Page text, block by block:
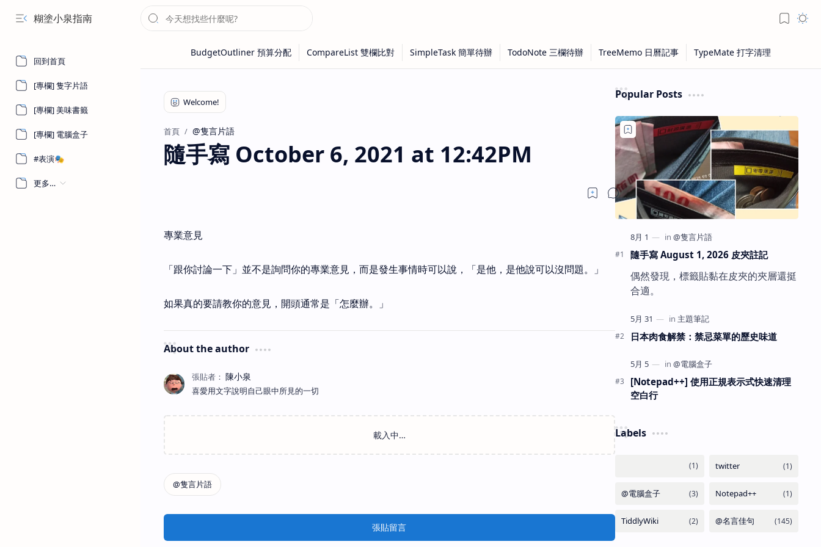
糊塗小泉指南
回到首頁
[專欄] 隻字片語
[專欄] 美味書籤
[專欄] 電腦盒子
#表演🎭
更多…
首頁 @隻言片語
隨手寫 October 6, 2021 at 12:42PM
專業意見
「跟你討論一下」並不是詢問你的專業意見，而是發生事情時可以說，「是他，是他說可以沒問題。」
如果真的要請教你的意見，開頭通常是「怎麼辦。」
About the author
喜愛用文字說明自己眼中所見的一切
張貼留言
Popular Posts
隨手寫 August 1, 2026 皮夾註記
偶然發現，標籤貼黏在皮夾的夾層還挺
合適。
日本肉食解禁：禁忌菜單的歷史味道
[Notepad++] 使用正規表示式快速清理
空白行
Labels